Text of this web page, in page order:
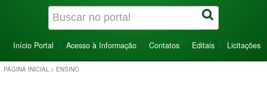
Início Portal Acesso à Informação Contatos Editais Licitações
PÁGINA INICIAL > ENSINO